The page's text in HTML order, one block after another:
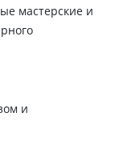
мастерские и
и